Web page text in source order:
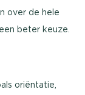
over de hele
een beter keuze.
oriëntatie,